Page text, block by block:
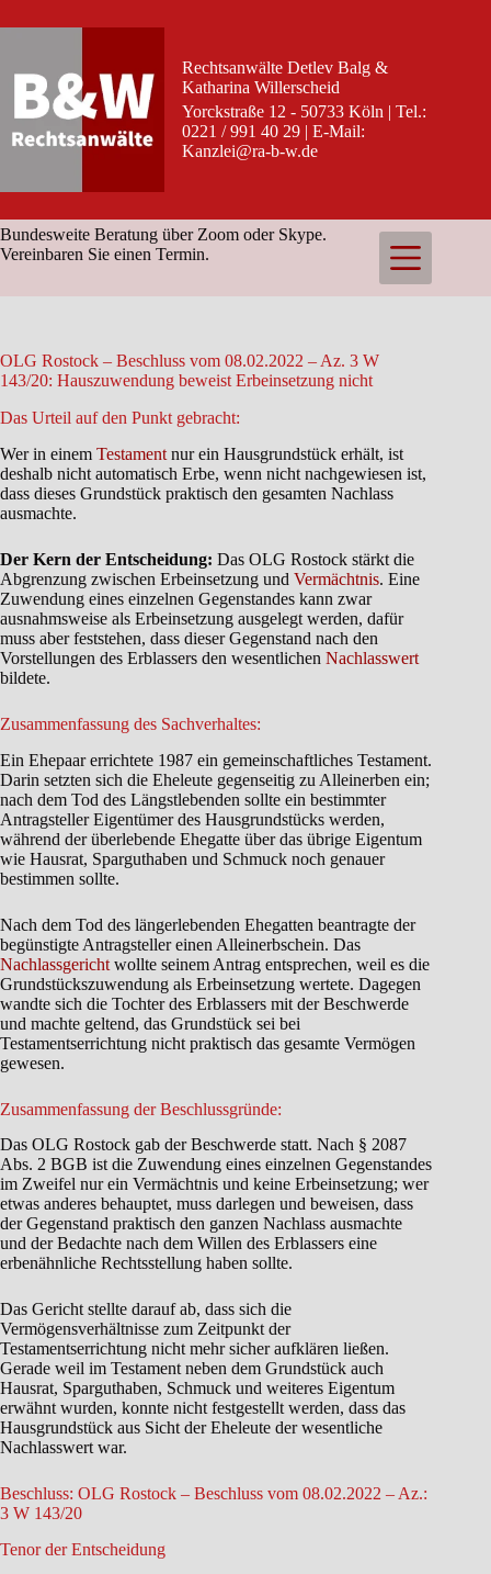
Inhalt
Rechtsanwälte Detlev Balg &
Katharina Willerscheid
Yorckstraße 12 - 50733 Köln | Tel.:
0221 / 991 40 29 | E-Mail:
Kanzlei@ra-b-w.de
Bundesweite Beratung über Zoom oder Skype.
Vereinbaren Sie einen Termin.
OLG Rostock – Beschluss vom 08.02.2022 – Az. 3 W
143/20: Hauszuwendung beweist Erbeinsetzung nicht
Das Urteil auf den Punkt gebracht:
Wer in einem Testament nur ein Hausgrundstück erhält, ist
deshalb nicht automatisch Erbe, wenn nicht nachgewiesen ist,
dass dieses Grundstück praktisch den gesamten Nachlass
ausmachte.
Der Kern der Entscheidung: Das OLG Rostock stärkt die
Abgrenzung zwischen Erbeinsetzung und Vermächtnis. Eine
Zuwendung eines einzelnen Gegenstandes kann zwar
ausnahmsweise als Erbeinsetzung ausgelegt werden, dafür
muss aber feststehen, dass dieser Gegenstand nach den
Vorstellungen des Erblassers den wesentlichen Nachlasswert
bildete.
Zusammenfassung des Sachverhaltes:
Ein Ehepaar errichtete 1987 ein gemeinschaftliches Testament.
Darin setzten sich die Eheleute gegenseitig zu Alleinerben ein;
nach dem Tod des Längstlebenden sollte ein bestimmter
Antragsteller Eigentümer des Hausgrundstücks werden,
während der überlebende Ehegatte über das übrige Eigentum
wie Hausrat, Sparguthaben und Schmuck noch genauer
bestimmen sollte.
Nach dem Tod des längerlebenden Ehegatten beantragte der
begünstigte Antragsteller einen Alleinerbschein. Das
Nachlassgericht wollte seinem Antrag entsprechen, weil es die
Grundstückszuwendung als Erbeinsetzung wertete. Dagegen
wandte sich die Tochter des Erblassers mit der Beschwerde
und machte geltend, das Grundstück sei bei
Testamentserrichtung nicht praktisch das gesamte Vermögen
gewesen.
Zusammenfassung der Beschlussgründe:
Das OLG Rostock gab der Beschwerde statt. Nach § 2087
Abs. 2 BGB ist die Zuwendung eines einzelnen Gegenstandes
im Zweifel nur ein Vermächtnis und keine Erbeinsetzung; wer
etwas anderes behauptet, muss darlegen und beweisen, dass
der Gegenstand praktisch den ganzen Nachlass ausmachte
und der Bedachte nach dem Willen des Erblassers eine
erbenähnliche Rechtsstellung haben sollte.
Das Gericht stellte darauf ab, dass sich die
Vermögensverhältnisse zum Zeitpunkt der
Testamentserrichtung nicht mehr sicher aufklären ließen.
Gerade weil im Testament neben dem Grundstück auch
Hausrat, Sparguthaben, Schmuck und weiteres Eigentum
erwähnt wurden, konnte nicht festgestellt werden, dass das
Hausgrundstück aus Sicht der Eheleute der wesentliche
Nachlasswert war.
Beschluss: OLG Rostock – Beschluss vom 08.02.2022 – Az.:
3 W 143/20
Tenor der Entscheidung